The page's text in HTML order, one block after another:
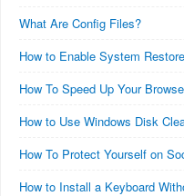
What Are Config Files?
How to Enable System
How To Speed Up Your
How to Use Windows Disk
How To Protect Yourself on
How to Install a Keyboard